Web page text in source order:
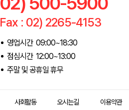
Fax : 02) 2265-4153
영업시간 09:00~18:30
점심시간 12:00~13:00
주말 및 공휴일 휴무
사회활동 오시는길 이용약관